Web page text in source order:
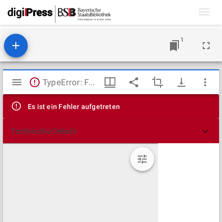
1
Mirador
Viewer
TypeError: Failed to fetch
Es ist ein Fehler aufgetreten
Technische Details